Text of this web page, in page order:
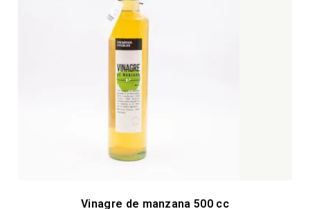
Vinagre de manzana 500 cc